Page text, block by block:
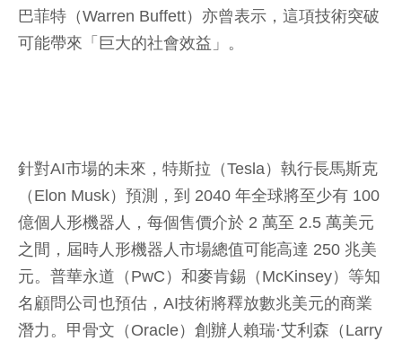
巴菲特（Warren Buffett）亦曾表示，這項技術突破
可能帶來「巨大的社會效益」。
針對AI市場的未來，特斯拉（Tesla）執行長馬斯克
（Elon Musk）預測，到 2040 年全球將至少有 100
億個人形機器人，每個售價介於 2 萬至 2.5 萬美元
之間，屆時人形機器人市場總值可能高達 250 兆美
元。普華永道（PwC）和麥肯錫（McKinsey）等知
名顧問公司也預估，AI技術將釋放數兆美元的商業
潛力。甲骨文（Oracle）創辦人賴瑞·艾利森（Larry